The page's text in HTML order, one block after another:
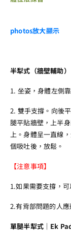
photos放大顯示
半犁式（牆壁輔助
1. 坐姿，身體左側
2. 雙手支撐。向後
腿平貼牆壁，上半
上。身體呈一直線
個吸吐後，放鬆。
【注意事項】
1.如果需要支撐，
2.有背部問題的人
單腿半犁式｜Ek